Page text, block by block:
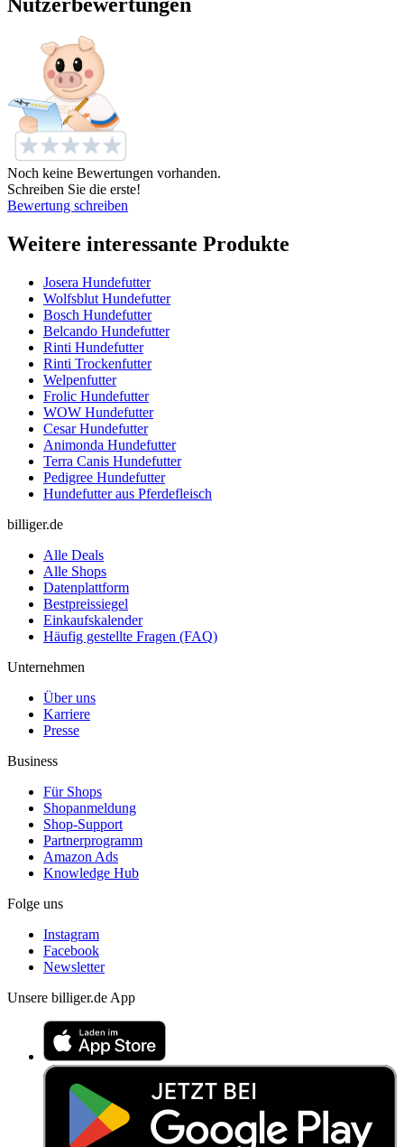
Noch keine Bewertungen vorhanden.
Schreiben Sie die erste!
Bewertung schreiben
Weitere interessante Produkte
Josera Hundefutter
Wolfsblut Hundefutter
Bosch Hundefutter
Belcando Hundefutter
Rinti Hundefutter
Rinti Trockenfutter
Welpenfutter
Frolic Hundefutter
WOW Hundefutter
Cesar Hundefutter
Animonda Hundefutter
Terra Canis Hundefutter
Pedigree Hundefutter
Hundefutter aus Pferdefleisch
billiger.de
Alle Deals
Alle Shops
Datenplattform
Bestpreissiegel
Einkaufskalender
Häufig gestellte Fragen (FAQ)
Unternehmen
Über uns
Karriere
Presse
Business
Für Shops
Shopanmeldung
Shop-Support
Partnerprogramm
Amazon Ads
Knowledge Hub
Folge uns
Instagram
Facebook
Newsletter
Unsere billiger.de App